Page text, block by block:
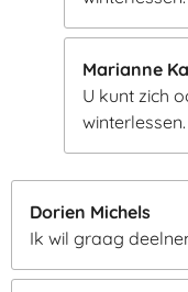
Marianne
U kunt zich
winterlessen.
Dorien Michels
Ik wil graag